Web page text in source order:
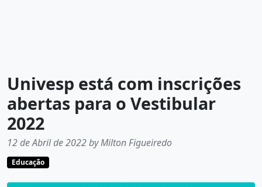
Univesp está com inscrições
abertas para o Vestibular
2022
12 de Abril de 2022 by Milton Figueiredo
Educação